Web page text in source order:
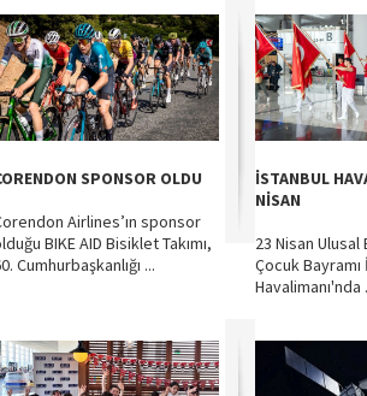
SPONSOR OLDU
Airlines’ın sponsor
BIKE AID Bisiklet Takımı,
Cumhurbaşkanlığı ...
İSTANBUL
NİSAN
23 Nisan
Çocuk
Havalimanı'nda